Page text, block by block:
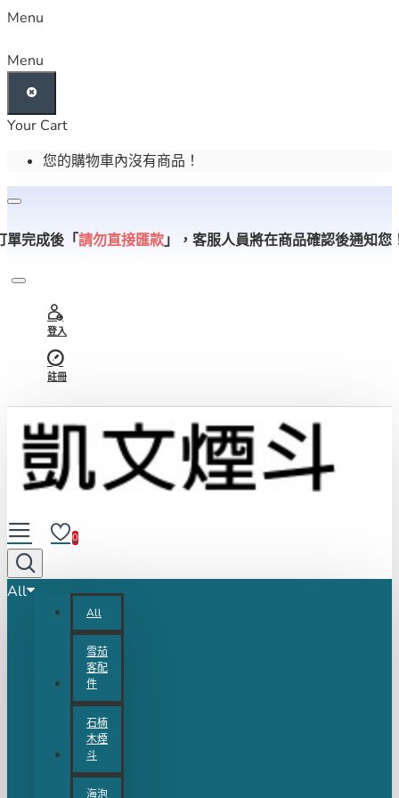
Menu
Menu
Your Cart
您的購物車內沒有商品！
單完成後「請勿直接匯款 」， 客服人員將在商品確認後通知您
登入
註冊
0
All
All
雪茄
客配
件
石楠
木煙
斗
海泡